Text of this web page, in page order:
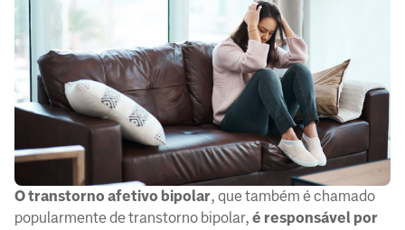
O transtorno afetivo bipolar, que também é chamado
popularmente de transtorno bipolar, é responsável por